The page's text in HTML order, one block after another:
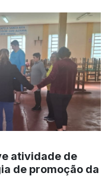
atividade de
de promoção da